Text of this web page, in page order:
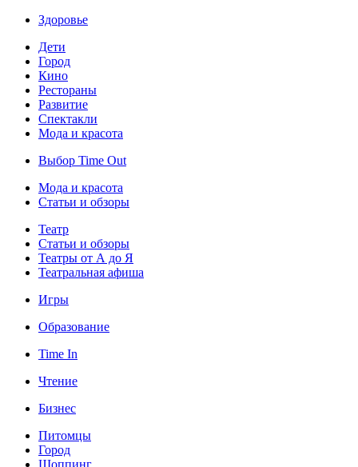
Здоровье
Дети
Город
Кино
Рестораны
Развитие
Спектакли
Мода и красота
Выбор Time Out
Мода и красота
Статьи и обзоры
Театр
Статьи и обзоры
Театры от А до Я
Театральная афиша
Игры
Образование
Time In
Чтение
Бизнес
Питомцы
Город
Шоппинг